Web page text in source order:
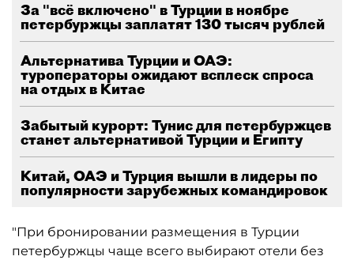
За "всё включено" в Турции в ноябре
петербуржцы заплатят 130 тысяч рублей
Альтернатива Турции и ОАЭ:
туроператоры ожидают всплеск спроса
на отдых в Китае
Забытый курорт: Тунис для петербуржцев
станет альтернативой Турции и Египту
Китай, ОАЭ и Турция вышли в лидеры по
популярности зарубежных командировок
"При бронировании размещения в Турции
петербуржцы чаще всего выбирают отели без